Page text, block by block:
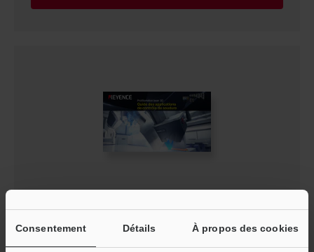
Consentement Détails À propos des cookies